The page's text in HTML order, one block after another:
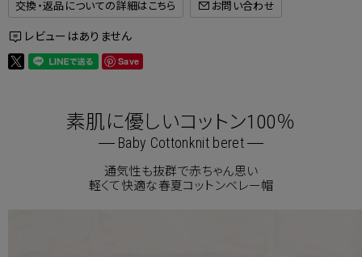
交換・返品についての詳細はこちら
レビューはありません
Save
素肌に優しいコットン100％
Baby Cottonknit beret
通気性も抜群で赤ちゃん思い
軽くて快適な春夏コットンベレー帽